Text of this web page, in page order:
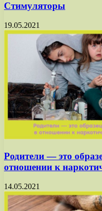
Стимуляторы
19.05.2021
Родители — это
отношении к
14.05.2021